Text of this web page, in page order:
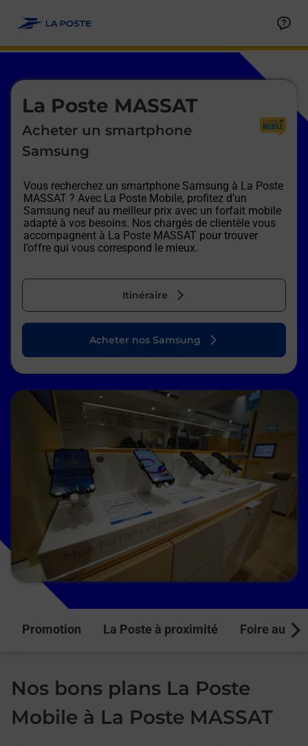
La Poste MASSAT
Acheter un smartphone
Samsung
Vous recherchez un smartphone Samsung à La Poste
MASSAT ? Avec La Poste Mobile, profitez d’un
Samsung neuf au meilleur prix avec un forfait mobile
adapté à vos besoins. Nos chargés de clientèle vous
accompagnent à La Poste MASSAT pour trouver
l’offre qui vous correspond le mieux.
Itinéraire
Le lien s'ouvre dans un nouvel onglet
Acheter nos Samsung
Promotion La Poste à proximité Foire aux
Nos bons plans La Poste
Mobile à La Poste MASSAT